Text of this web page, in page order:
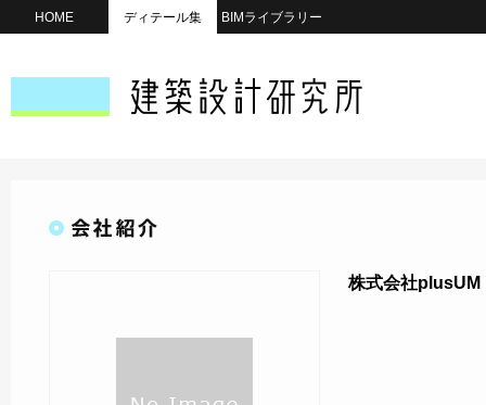
HOME ディテール集 BIMライブラリー
株式会社plusUM